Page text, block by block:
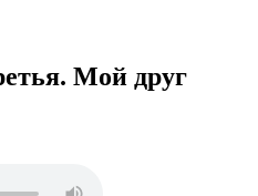
Мой друг